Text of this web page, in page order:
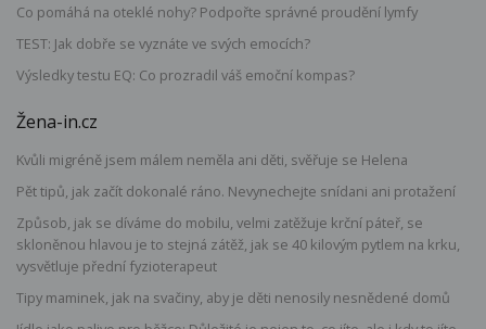
Co pomáhá na oteklé nohy? Podpořte správné proudění lymfy
TEST: Jak dobře se vyznáte ve svých emocích?
Výsledky testu EQ: Co prozradil váš emoční kompas?
Žena-in.cz
Kvůli migréně jsem málem neměla ani děti, svěřuje se Helena
Pět tipů, jak začít dokonalé ráno. Nevynechejte snídani ani protažení
Způsob, jak se díváme do mobilu, velmi zatěžuje krční páteř, se
skloněnou hlavou je to stejná zátěž, jak se 40 kilovým pytlem na krku,
vysvětluje přední fyzioterapeut
Tipy maminek, jak na svačiny, aby je děti nenosily nesnědené domů